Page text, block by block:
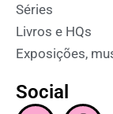
Séries
Livros e HQs
Exposições,
Social